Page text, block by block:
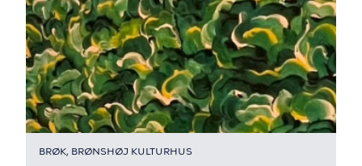
BRØK, BRØNSHØJ KULTURHUS